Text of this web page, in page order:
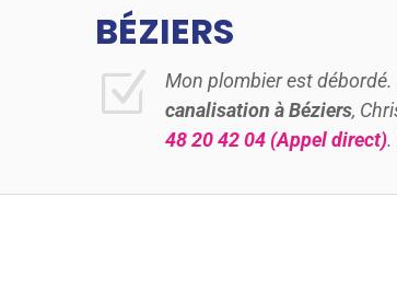
BÉZIERS
Z Mon plombier est
canalisation à Béziers,
48 20 42 04 (Appel direct).